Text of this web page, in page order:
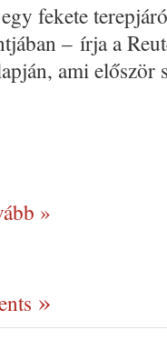
fekete
– írja a
ami először
»